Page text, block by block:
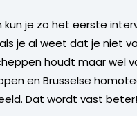
kun je zo het eerste
je al weet dat je niet
houdt maar wel
en Brusselse
Dat wordt vast beter!